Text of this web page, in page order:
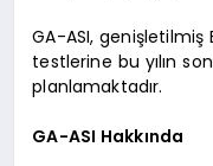
GA-ASI,
testlerine bu yılın
planlamaktadır.
GA-ASI Hakkında